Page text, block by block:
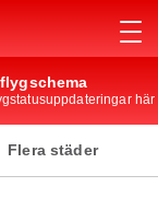
här
Flera städer